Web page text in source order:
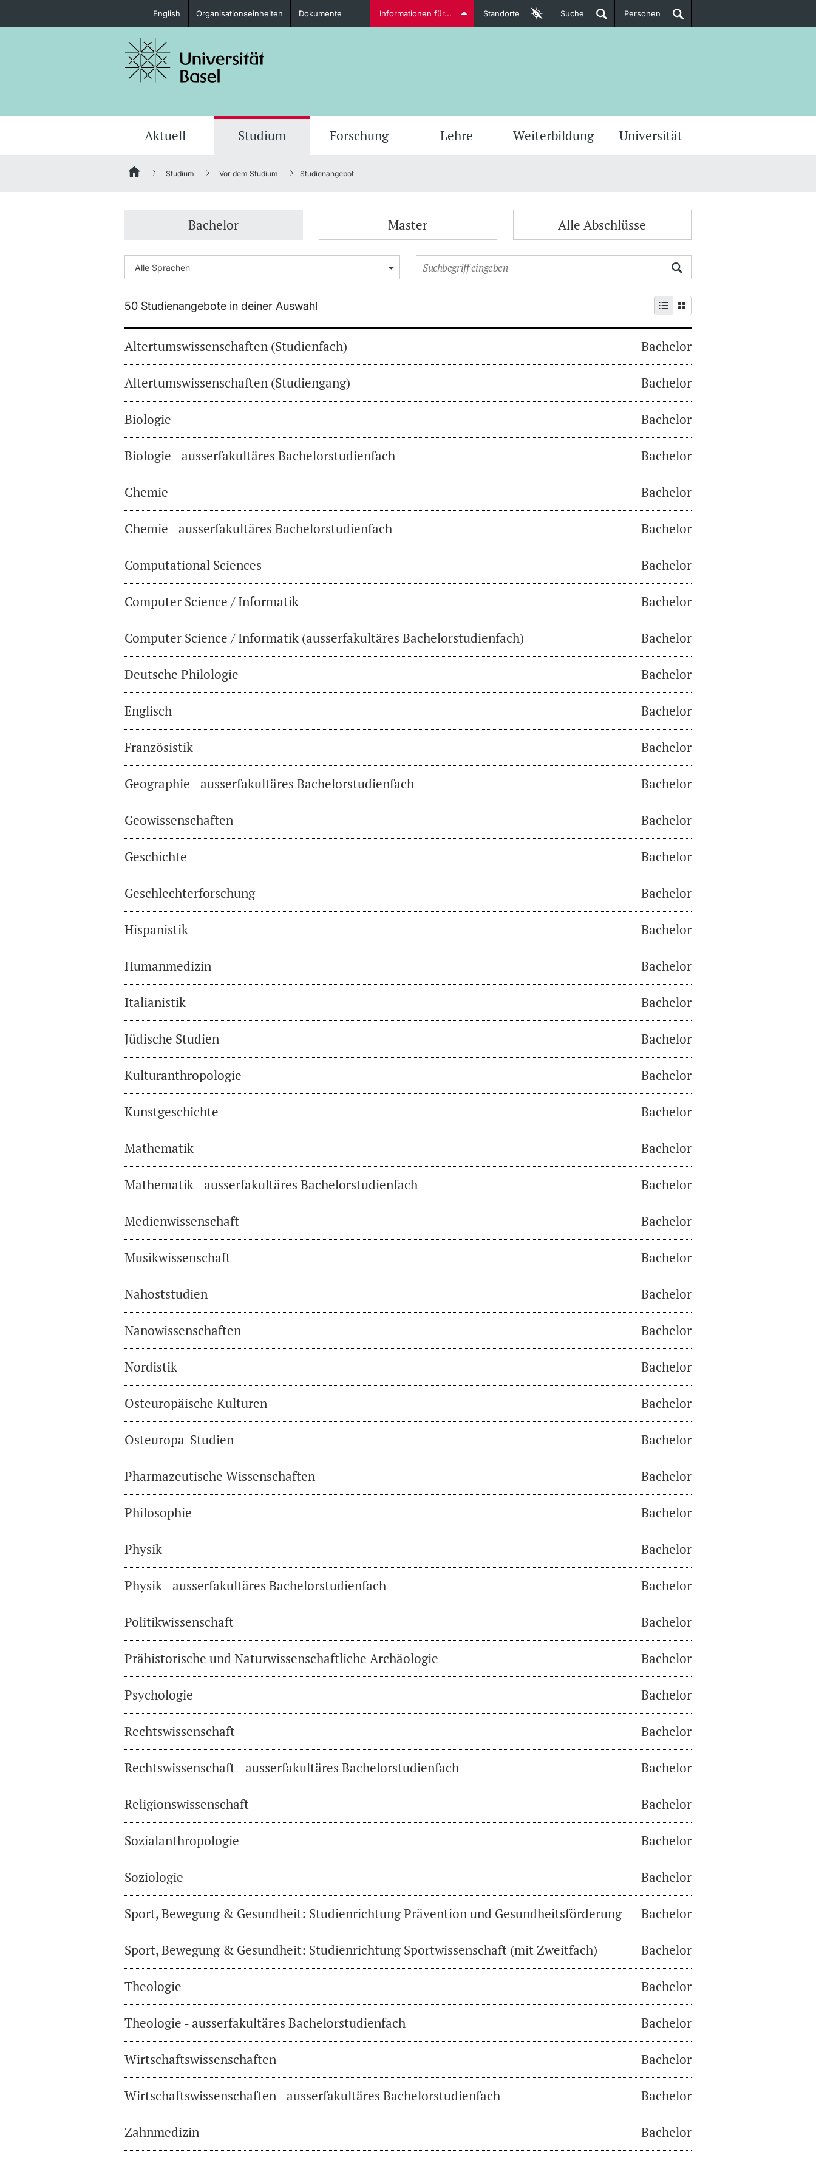
Studieninteressierte
Fördernde & Alumni
weitere Informationen weitere Informationen
English Organisationseinheiten Dokumente Informationen für... Standorte Suche Personen
Aktuell Studium Forschung Lehre Weiterbildung Universität
Studium Vor dem Studium Studienangebot
Bachelor Master Alle Abschlüsse
50 Studienangebote in deiner Auswahl
Altertumswissenschaften (Studienfach) Bachelor
Altertumswissenschaften (Studiengang) Bachelor
Biologie Bachelor
Biologie - ausserfakultäres Bachelorstudienfach Bachelor
Chemie Bachelor
Chemie - ausserfakultäres Bachelorstudienfach Bachelor
Computational Sciences Bachelor
Computer Science / Informatik Bachelor
Computer Science / Informatik (ausserfakultäres Bachelorstudienfach) Bachelor
Deutsche Philologie Bachelor
Englisch Bachelor
Französistik Bachelor
Geographie - ausserfakultäres Bachelorstudienfach Bachelor
Geowissenschaften Bachelor
Geschichte Bachelor
Geschlechterforschung Bachelor
Hispanistik Bachelor
Humanmedizin Bachelor
Italianistik Bachelor
Jüdische Studien Bachelor
Kulturanthropologie Bachelor
Kunstgeschichte Bachelor
Mathematik Bachelor
Mathematik - ausserfakultäres Bachelorstudienfach Bachelor
Medienwissenschaft Bachelor
Musikwissenschaft Bachelor
Nahoststudien Bachelor
Nanowissenschaften Bachelor
Nordistik Bachelor
Osteuropäische Kulturen Bachelor
Osteuropa-Studien Bachelor
Pharmazeutische Wissenschaften Bachelor
Philosophie Bachelor
Physik Bachelor
Physik - ausserfakultäres Bachelorstudienfach Bachelor
Politikwissenschaft Bachelor
Prähistorische und Naturwissenschaftliche Archäologie Bachelor
Psychologie Bachelor
Rechtswissenschaft Bachelor
Rechtswissenschaft - ausserfakultäres Bachelorstudienfach Bachelor
Religionswissenschaft Bachelor
Sozialanthropologie Bachelor
Soziologie Bachelor
Sport, Bewegung & Gesundheit: Studienrichtung Prävention und Gesundheitsförderung Bachelor
Sport, Bewegung & Gesundheit: Studienrichtung Sportwissenschaft (mit Zweitfach) Bachelor
Theologie Bachelor
Theologie - ausserfakultäres Bachelorstudienfach Bachelor
Wirtschaftswissenschaften Bachelor
Wirtschaftswissenschaften - ausserfakultäres Bachelorstudienfach Bachelor
Zahnmedizin Bachelor